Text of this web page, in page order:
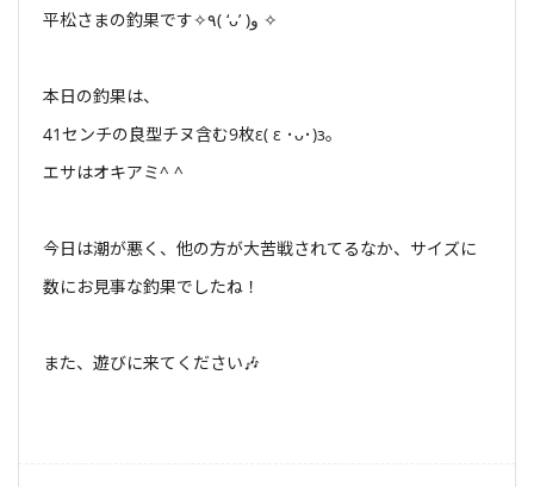
平松さまの釣果です✧٩( ‘ᴗ’ )و ✧
本日の釣果は、
41センチの良型チヌ含む9枚ε( ε ･ᴗ･)з。
エサはオキアミ^ ^
今日は潮が悪く、他の方が大苦戦されてるなか、サイズに
数にお見事な釣果でしたね！
また、遊びに来てください🎶